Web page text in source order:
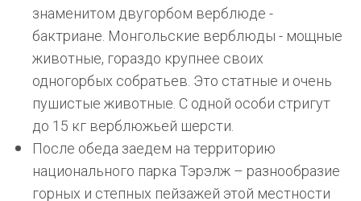
знаменитом двугорбом верблюде -
бактриане. Монгольские верблюды - мощные
животные, гораздо крупнее своих
одногорбых собратьев. Это статные и очень
пушистые животные. С одной особи стригут
до 15 кг верблюжьей шерсти.
После обеда заедем на территорию
национального парка Тэрэлж – разнообразие
горных и степных пейзажей этой местности